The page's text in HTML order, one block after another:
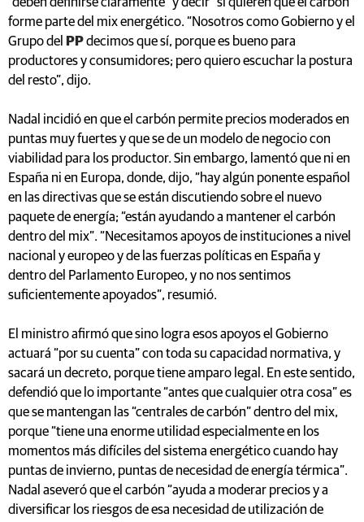
forme parte del mix energético. “Nosotros como Gobierno y el
Grupo del
PPdecimos que sí, porque es bueno para
productores y consumidores; pero quiero escuchar la postura
del resto”, dijo.
Nadal incidió en que el carbón permite precios moderados en
puntas muy fuertes y que se de un modelo de negocio con
viabilidad para los productor. Sin embargo, lamentó que ni en
España ni en Europa, donde, dijo, “hay algún ponente español
en las directivas que se están discutiendo sobre el nuevo
paquete de energía; “están ayudando a mantener el carbón
dentro del mix”. “Necesitamos apoyos de instituciones a nivel
nacional y europeo y de las fuerzas políticas en España y
dentro del Parlamento Europeo, y no nos sentimos
suficientemente apoyados”, resumió.
El ministro afirmó que sino logra esos apoyos el Gobierno
actuará “por su cuenta” con toda su capacidad normativa, y
sacará un decreto, porque tiene amparo legal. En este sentido,
defendió que lo importante “antes que cualquier otra cosa” es
que se mantengan las “centrales de carbón” dentro del mix,
porque “tiene una enorme utilidad especialmente en los
momentos más difíciles del sistema energético cuando hay
puntas de invierno, puntas de necesidad de energía térmica”.
Nadal aseveró que el carbón “ayuda a moderar precios y a
diversificar los riesgos de esa necesidad de utilización de